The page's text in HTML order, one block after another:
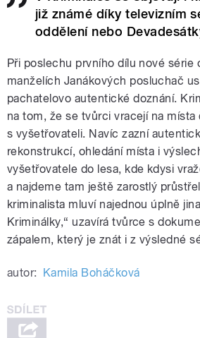
již známé díky televizním
oddělení nebo
Při poslechu prvního dílu nové série
manželích Janákových posluchač
pachatelovo autentické doznání.
na tom, že se tvůrci vracejí na místa
s vyšetřovateli. Navíc zazní
rekonstrukcí, ohledání místa i
vyšetřovatele do lesa, kde kdysi
a najdeme tam ještě zarostlý
kriminalista mluví najednou úplně
Kriminálky,“ uzavírá tvůrce s
zápalem, který je znát i z výsledné
autor: Kamila Boháčková